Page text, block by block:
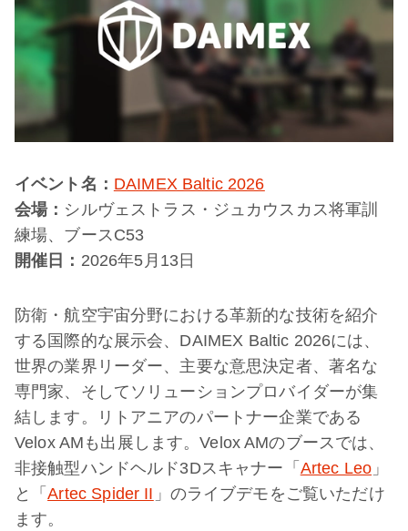
イベント名： DAIMEX Baltic 2026
会場： シルヴェストラス・ジュカウスカス将軍訓
練場、ブースC53
開催日： 2026年5月13日
防衛・航空宇宙分野における革新的な技術を紹介
する国際的な展示会、DAIMEX Baltic 2026には、
世界の業界リーダー、主要な意思決定者、著名な
専門家、そしてソリューションプロバイダーが集
結します。リトアニアのパートナー企業である
Velox AMも出展します。Velox AMのブースでは、
非接触型ハンドヘルド3Dスキャナー「 Artec Leo 」
と「Artec Spider II 」のライブデモをご覧いただけ
ます。